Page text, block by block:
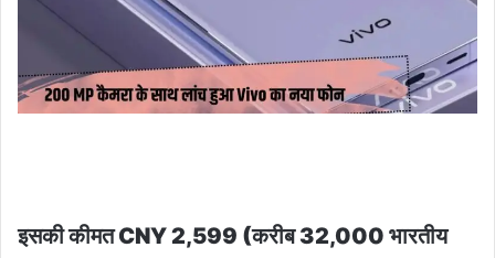
इसकी कीमत CNY 2,599 (करीब 32,000 भारतीय